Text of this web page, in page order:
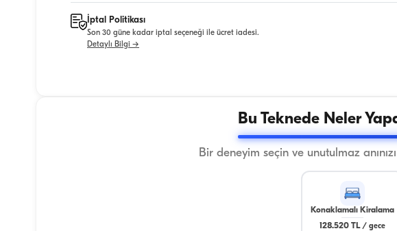
İptal Politikası
Son 30 güne kadar iptal seçeneği ile ücret iadesi.
Detaylı Bilgi →
Bu Teknede Neler
Bir deneyim seçin ve unutulmaz
Konaklamalı Kiralama
128.520 TL/ gece